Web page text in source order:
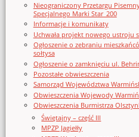
Nieograniczony Przetargu
Specjalnego Marki Star_200
Informacje i komunikaty
Uchwała projekt nowego ustroju
Ogłoszenie o zebraniu
sołtysa
Ogłoszenie o zamknięciu ul.
Pozostałe obwieszczenia
Samorząd Województwa
Obwieszczenia Wojewody
Obwieszczenia Burmistrza
Świętajny – część III
MPZP Jagiełły